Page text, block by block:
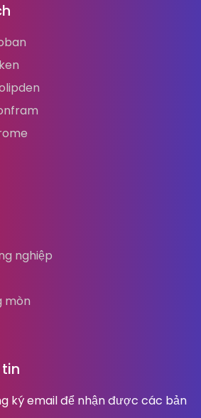
nghiệp
mòn
ký email để nhận được các bản